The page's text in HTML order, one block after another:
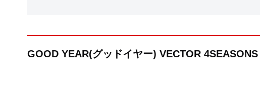
GOOD YEAR(グッドイヤー) VECTOR